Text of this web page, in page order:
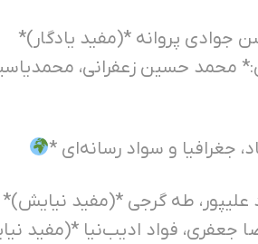
جوادی پروانه *(مفید یادگار)*
محمد حسین زعفرانی،
جغرافیا و سواد رسانه‌ای *
علیپور، طه گرجی *(مفید نیایش)*
جعفری، فواد ادیب‌نیا *(مفید